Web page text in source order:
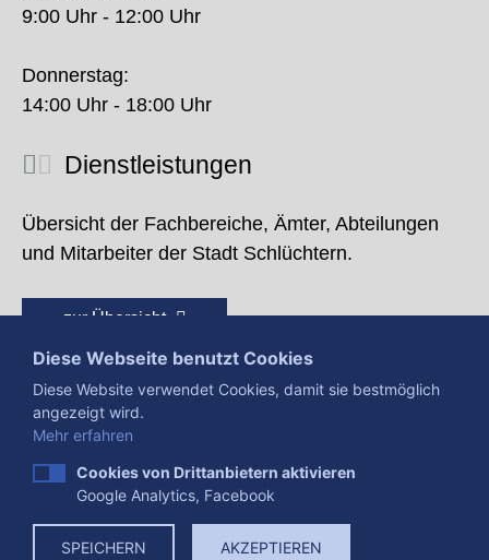
9:00 Uhr - 12:00 Uhr
Donnerstag:
14:00 Uhr - 18:00 Uhr
Dienstleistungen
Übersicht der Fachbereiche, Ämter, Abteilungen
und Mitarbeiter der Stadt Schlüchtern.
zur Übersicht
Presse Impressum
Datenschutzerklärung
Diese Webseite benutzt Cookies
Diese Website verwendet Cookies, damit sie bestmöglich
angezeigt wird.
Mehr erfahren
Cookies von Drittanbietern aktivieren
Google Analytics, Facebook
SPEICHERN AKZEPTIEREN